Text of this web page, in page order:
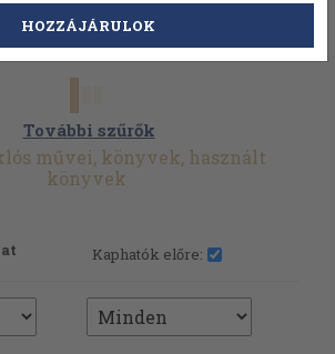
További szűrők
művei, könyvek, használt
könyvek
Kaphatók előre:
HOZZÁJÁRULOK